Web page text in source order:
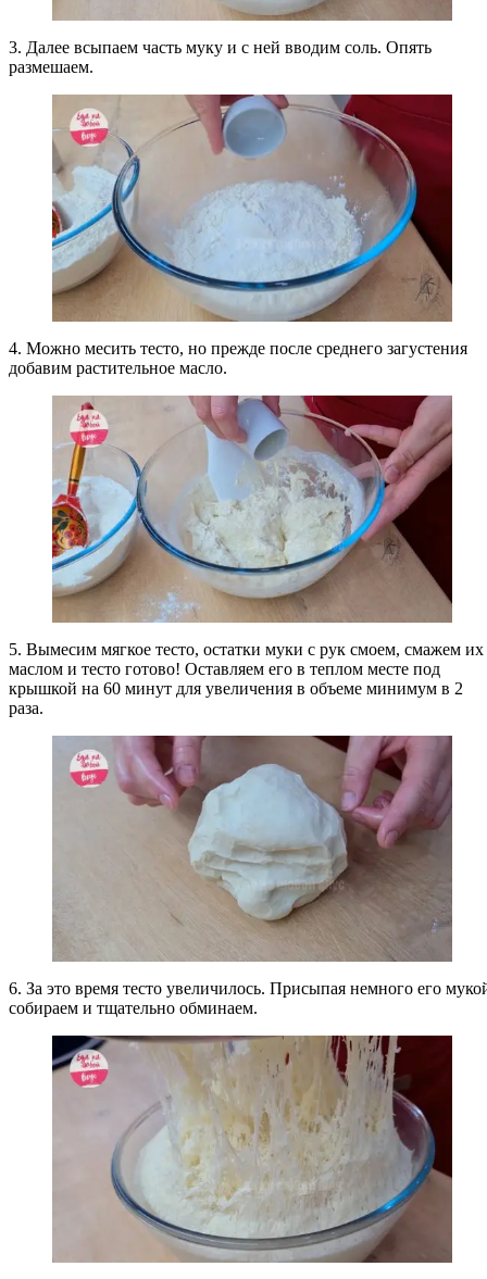
3. Далее всыпаем часть муку и с ней вводим соль. Опять
размешаем.
4. Можно месить тесто, но прежде после среднего загустения
добавим растительное масло.
5. Вымесим мягкое тесто, остатки муки с рук смоем, смажем их
маслом и тесто готово! Оставляем его в теплом месте под
крышкой на 60 минут для увеличения в объеме минимум в 2
раза.
6. За это время тесто увеличилось. Присыпая немного его
собираем и тщательно обминаем.